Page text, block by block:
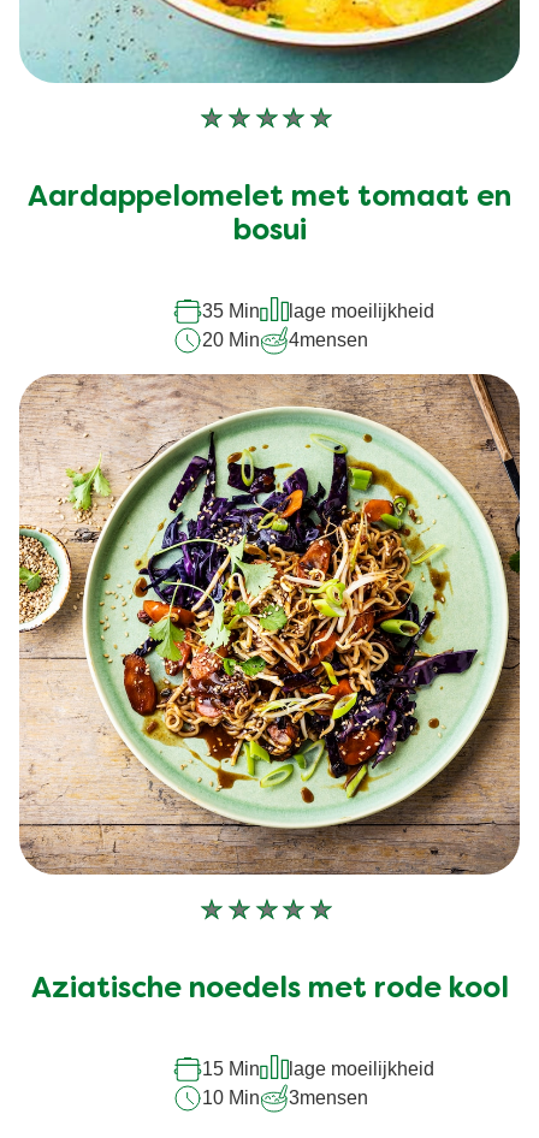
Geen
voor
deze
Aardappelomelet met tomaat en
bosui
35 Min
lage moeilijkheid
20 Min
4mensen
Geen
voor
Aziatische noedels met rode kool
15 Min
lage moeilijkheid
10 Min
3mensen